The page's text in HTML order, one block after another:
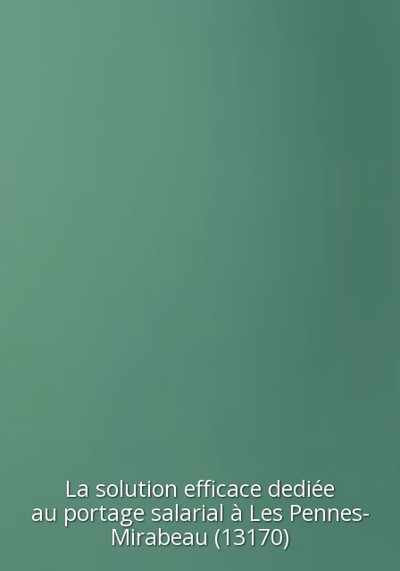
La solution efficace dediée
au portage salarial à Les Pennes-
Mirabeau (13170)